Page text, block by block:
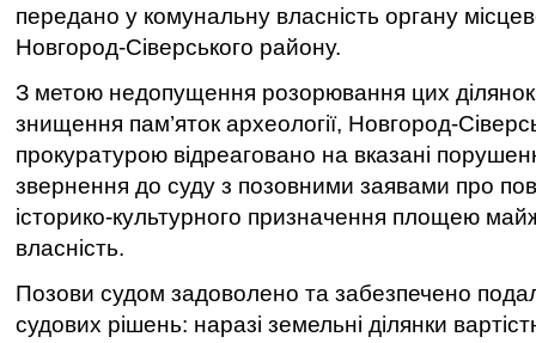
передано у комунальну власність органу
Новгород-Сіверського району.
З метою недопущення розорювання цих ділянок
знищення пам’яток археології, Новгород-
прокуратурою відреаговано на вказані
звернення до суду з позовними заявами про
історико-культурного призначення площею
власність.
Позови судом задоволено та забезпечено
судових рішень: наразі земельні ділянки